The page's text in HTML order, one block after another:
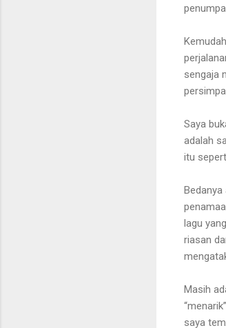
sengaja
Saya
adalah
itu
lagu
riasan
Masih
saya